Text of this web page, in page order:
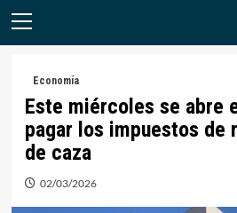
Menú
Economía
Este miércoles se abre
pagar los impuestos de
de caza
02/03/2026